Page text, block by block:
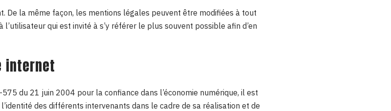
De la même façon, les mentions légales peuvent être modifiées à tout
l’utilisateur qui est invité à s’y référer le plus souvent possible afin d’en
internet
du 21 juin 2004 pour la confiance dans l’économie numérique, il est
des différents intervenants dans le cadre de sa réalisation et de